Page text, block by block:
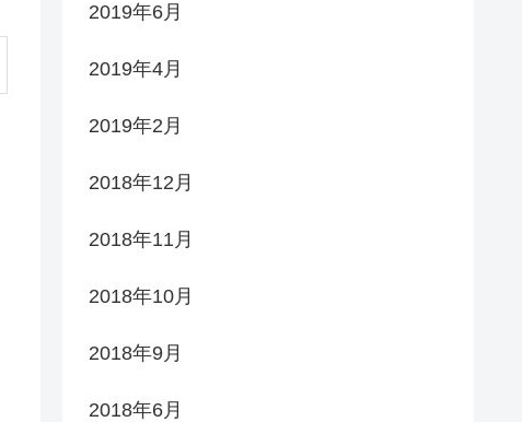
2019年6月
2019年4月
2019年2月
2018年12月
2018年11月
2018年10月
2018年9月
2018年6月